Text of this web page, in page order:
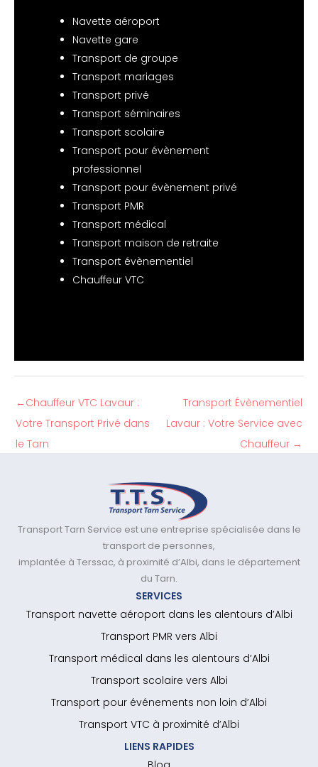
Navette aéroport
Navette gare
Transport de groupe
Transport mariages
Transport privé
Transport séminaires
Transport scolaire
Transport pour évènement
professionnel
Transport pour évènement privé
Transport PMR
Transport médical
Transport maison de retraite
Transport évènementiel
Chauffeur VTC
← Chauffeur VTC Lavaur :
Votre Transport Privé dans
le Tarn
Transport Évènementiel
Lavaur : Votre Service avec
Chauffeur →
Transport Tarn Service est une entreprise spécialisée dans le
transport de personnes,
implantée à Terssac, à proximité d’Albi, dans le département
du Tarn.
SERVICES
Transport navette aéroport dans les alentours d’Albi
Transport PMR vers Albi
Transport médical dans les alentours d’Albi
Transport scolaire vers Albi
Transport pour événements non loin d’Albi
Transport VTC à proximité d’Albi
LIENS RAPIDES